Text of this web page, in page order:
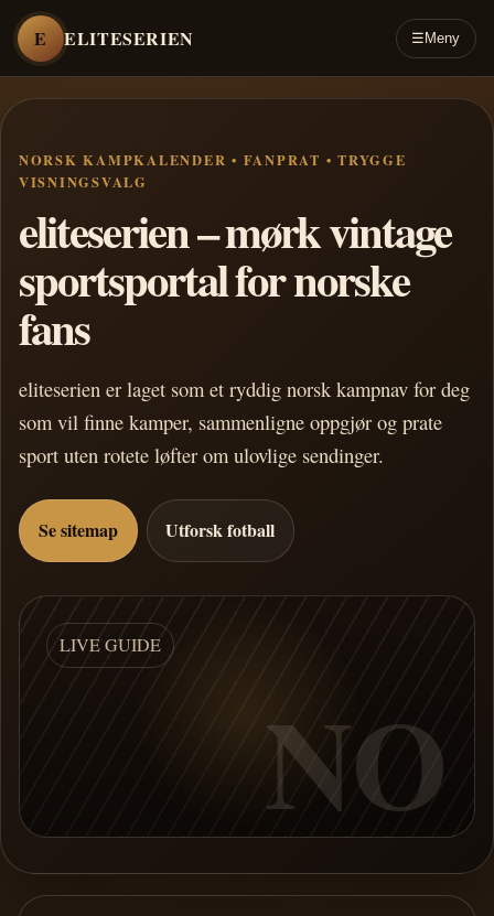
E ELITESERIEN ☰ Meny
NORSK KAMPKALENDER • FANPRAT • TRYGGE
VISNINGSVALG
eliteserien – mørk vintage
sportsportal for norske
fans
eliteserien er laget som et ryddig norsk kampnav for deg
som vil finne kamper, sammenligne oppgjør og prate
sport uten rotete løfter om ulovlige sendinger.
Se sitemap Utforsk fotball
LIVE GUIDE
NO